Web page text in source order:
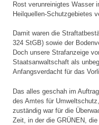
Rost verunreinigtes Wasser
Heilquellen-Schutzgebietes
Damit waren die
324 StGB) sowie der
Doch unsere Strafanzeige
Staatsanwaltschaft als
Anfangsverdacht für das
Das alles geschah im
des Amtes für
zuständig war für die
Zeit, in der die GRÜNEN,